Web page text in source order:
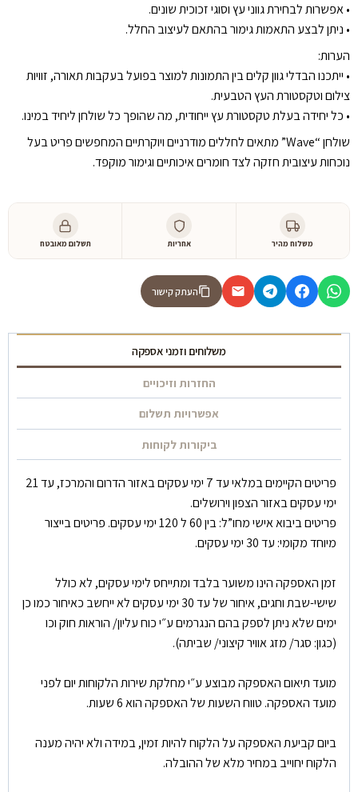
•⁠ ⁠אפשרות לבחירת גווני עץ וסוגי זכוכית שונים.
•⁠ ⁠ניתן לבצע התאמות גימור בהתאם לעיצוב החלל.
הערות:
•⁠ ⁠ייתכנו הבדלי גוון קלים בין התמונות למוצר בפועל בעקבות תאורה, זוויות
צילום וטקסטורת העץ הטבעית.
•⁠ ⁠כל יחידה בעלת טקסטורת עץ ייחודית, מה שהופך כל שולחן ליחיד במינו.
שולחן “Wave” מתאים לחללים מודרניים ויוקרתיים המחפשים פריט בעל
נוכחות עיצובית חזקה לצד חומרים איכותיים וגימור מוקפד.
משלוח מהיר אחריות תשלום מאובטח
העתק קישור
משלוחים וזמני אספקה
החזרות וזיכויים
אפשרויות תשלום
ביקורות לקוחות
פריטים הקיימים במלאי עד 7 ימי עסקים באזור הדרום והמרכז, עד 21
ימי עסקים באזור הצפון וירושלים.
פריטים ביבוא אישי מחו”ל: בין 60 ל 120 ימי עסקים. פריטים בייצור
מיוחד מקומי: עד 30 ימי עסקים.
זמן האספקה הינו משוער בלבד ומתייחס לימי עסקים, לא כולל
שישי-שבת וחגים, איחור של עד 30 ימי עסקים לא ייחשב כאיחור כמו כן
ימים שלא ניתן לספק בהם הנגרמים ע״י כוח עליון/ הוראות חוק וכו
(כגון: סגר/ מזג אוויר קיצוני/ שביתה).
מועד תיאום האספקה מבוצע ע״י מחלקת שירות הלקוחות יום לפני
מועד האספקה. טווח השעות של האספקה הוא 6 שעות.
ביום קביעת האספקה על הלקוח להיות זמין, במידה ולא יהיה מענה
הלקוח יחוייב במחיר מלא של ההובלה.